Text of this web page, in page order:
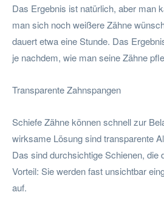
Das Ergebnis ist natürlich, aber man
man sich noch weißere Zähne
dauert etwa eine Stunde. Das
je nachdem, wie man seine Zähne
Transparente Zahnspangen
Schiefe Zähne können schnell zur
wirksame Lösung sind transparente
Das sind durchsichtige Schienen, die
Vorteil: Sie werden fast unsichtbar
auf.